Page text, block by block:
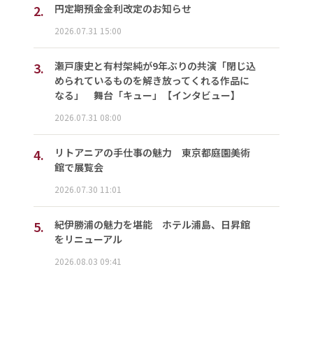
2. 円定期預金金利改定のお知らせ
2026.07.31 15:00
3.
瀬戸康史と有村架純が9年ぶりの共演「閉じ込
められているものを解き放ってくれる作品に
なる」 舞台「キュー」【インタビュー】
2026.07.31 08:00
4.
リトアニアの手仕事の魅力 東京都庭園美術
館で展覧会
2026.07.30 11:01
5.
紀伊勝浦の魅力を堪能 ホテル浦島、日昇館
をリニューアル
2026.08.03 09:41